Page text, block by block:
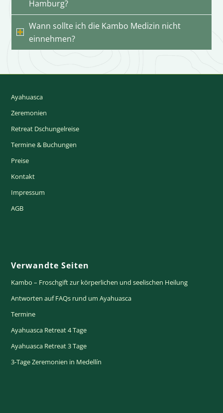
Hamburg?
Wann sollte ich die Kambo Medizin nicht
einnehmen?
Ayahuasca
Zeremonien
Retreat Dschungelreise
Termine & Buchungen
Preise
Kontakt
Impressum
AGB
Verwandte Seiten
Kambo – Froschgift zur körperlichen und seelischen Heilung
Antworten auf FAQs rund um Ayahuasca
Termine
Ayahuasca Retreat 4 Tage
Ayahuasca Retreat 3 Tage
3-Tage Zeremonien in Medellín